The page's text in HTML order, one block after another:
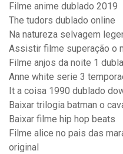
Filme anime dublado 2019
The tudors dublado online
Na natureza selvagem
Assistir filme superação o
Filme anjos da noite 1
Anne white serie 3
It a coisa 1990 dublado
Baixar trilogia batman o
Baixar filme hip hop beats
Filme alice no pais das
original